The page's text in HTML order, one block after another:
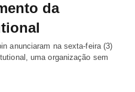
da
anunciaram na sexta-feira (3)
uma organização sem